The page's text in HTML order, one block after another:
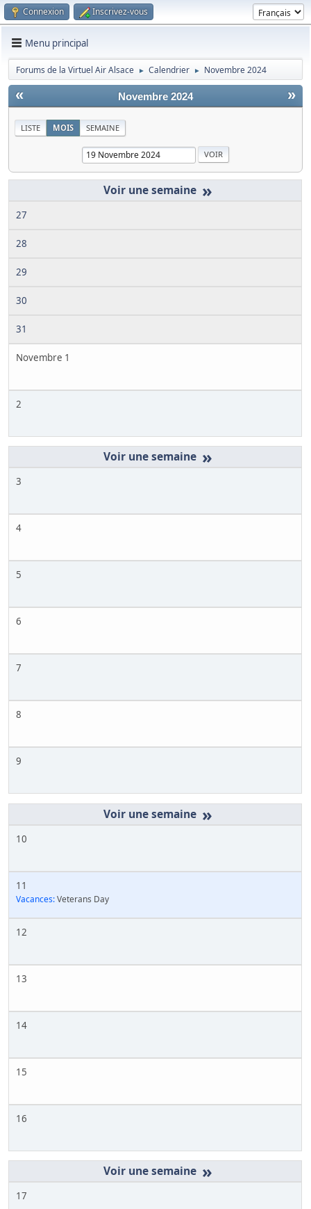
Connexion Inscrivez-vous
Menu principal
Forums de la Virtuel Air Alsace ► Calendrier ► Novembre 2024
« »
Novembre 2024
LISTE MOIS SEMAINE
»
27
28
29
30
31
Novembre 1
2
»
3
4
5
6
7
8
9
»
10
11
Vacances:Veterans Day
12
13
14
15
16
»
17